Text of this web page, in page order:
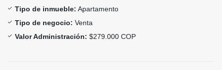
Tipo de inmueble: Apartamento
Tipo de negocio: Venta
Valor Administración: $279.000 COP